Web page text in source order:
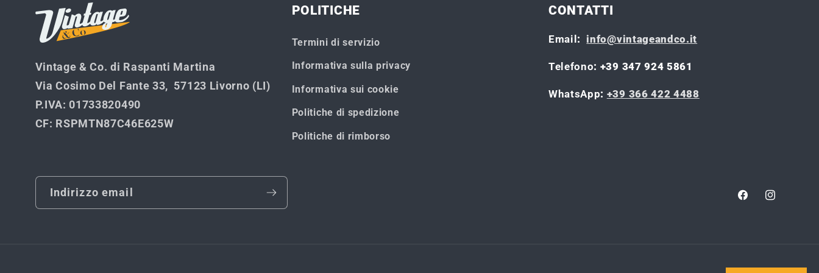
Vintage & Co. di Raspanti Martina
Via Cosimo Del Fante 33, 57123 Livorno (LI)
P.IVA: 01733820490
CF: RSPMTN87C46E625W
POLITICHE
Termini di servizio
Informativa sulla privacy
Informativa sui cookie
Politiche di spedizione
Politiche di rimborso
CONTATTI
Email:info@vintageandco.it
Telefono: +39 347 924 5861
WhatsApp: +39 366 422 4488
Indirizzo email
FacebookInstagram